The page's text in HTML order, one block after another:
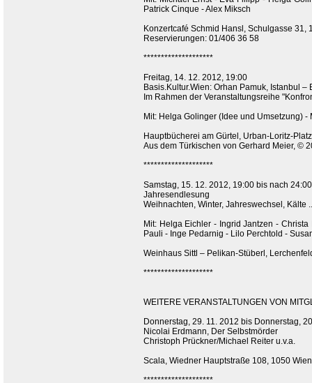
Patrick Cinque - Alex Miksch
Konzertcafé Schmid Hansl, Schulgasse 31,
Reservierungen: 01/406 36 58
********************
Freitag, 14. 12. 2012, 19:00
Basis.Kultur.Wien: Orhan Pamuk, Istanbul
Im Rahmen der Veranstaltungsreihe
Mit: Helga Golinger (Idee und Umsetzung)
Hauptbücherei am Gürtel, Urban-Loritz-
Aus dem Türkischen von Gerhard Meier, ©
********************
Samstag, 15. 12. 2012, 19:00 bis nach
Jahresendlesung
Weihnachten, Winter, Jahreswechsel, Kälte
Mit: Helga Eichler - Ingrid Jantzen -
Pauli - Inge Pedarnig - Lilo Perchtold -
Weinhaus Sittl – Pelikan-Stüberl,
********************
WEITERE VERANSTALTUNGEN VON
Donnerstag, 29. 11. 2012 bis Donnerstag,
Nicolai Erdmann, Der Selbstmörder
Christoph Prückner/Michael Reiter u.v.a.
Scala, Wiedner Hauptstraße 108, 1050 Wien
********************